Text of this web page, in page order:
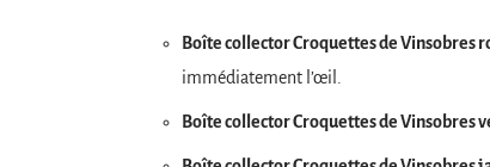
Boîte collector Croquettes de Vinsobres
immédiatement l’œil.
Boîte collector Croquettes de Vinsobres